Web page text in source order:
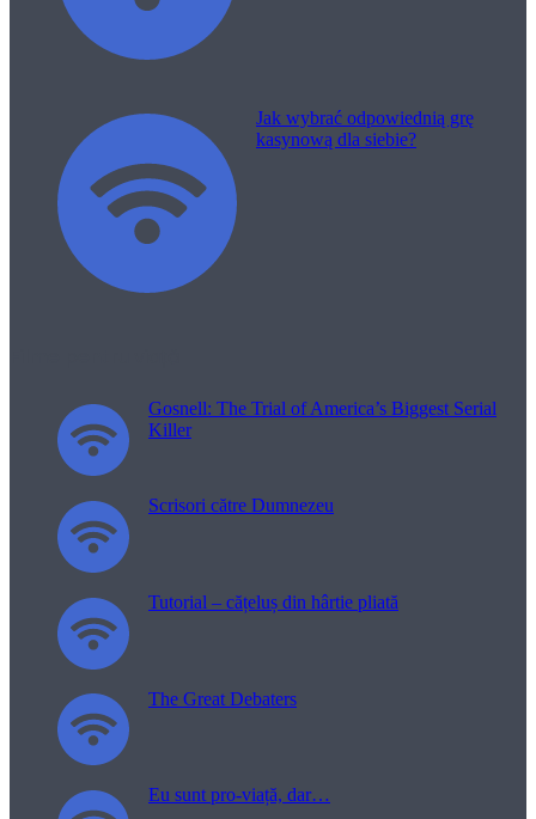
Jak wybrać odpowiednią grę
kasynową dla siebie?
Gosnell: The Trial of America’s Biggest Serial
Killer
Scrisori către Dumnezeu
Tutorial – cățeluș din hârtie pliată
The Great Debaters
Eu sunt pro-viață, dar…